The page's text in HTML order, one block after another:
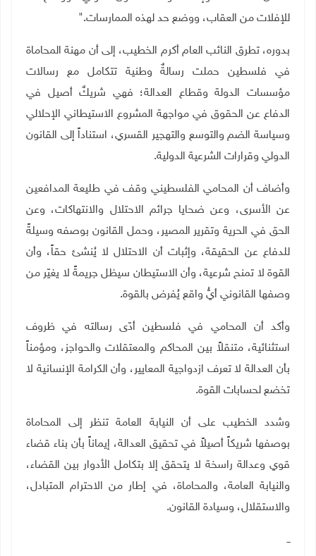
للإفلات من العقاب، ووضع حد لهذه الممارسات".
بدوره، تطرق النائب العام أكرم الخطيب، إلى أن مهنة المحاماة
في فلسطين حملت رسالةٌ وطنية تتكامل مع رسالات
مؤسسات الدولة وقطاع العدالة؛ فهي شريكٌ أصيل في
الدفاع عن الحقوق في مواجهة المشروع الاستيطاني الإحلالي
وسياسة الضم والتوسع والتهجير القسري، استناداً إلى القانون
الدولي وقرارات الشرعية الدولية.
وأضاف أن المحامي الفلسطيني وقف في طليعة المدافعين
عن الأسرى، وعن ضحايا جرائم الاحتلال والانتهاكات، وعن
الحق في الحرية وتقرير المصير، وحمل القانون بوصفه وسيلةً
للدفاع عن الحقيقة، وإثبات أن الاحتلال لا يُنشئ حقاً، وأن
القوة لا تمنح شرعية، وأن الاستيطان سيظل جريمةً لا يغيّر من
وصفها القانوني أيُّ واقع يُفرض بالقوة.
وأكد أن المحامي في فلسطين أدّى رسالته في ظروف
استثنائية، متنقلاً بين المحاكم والمعتقلات والحواجز، ومؤمناً
بأن العدالة لا تعرف ازدواجية المعايير، وأن الكرامة الإنسانية لا
تخضع لحسابات القوة.
وشدد الخطيب على أن النيابة العامة تنظر إلى المحاماة
بوصفها شريكاً أصيلاً في تحقيق العدالة، إيماناً بأن بناء قضاء
قوي وعدالة راسخة لا يتحقق إلا بتكامل الأدوار بين القضاء،
والنيابة العامة، والمحاماة، في إطار من الاحترام المتبادل،
والاستقلال، وسيادة القانون.
ــ